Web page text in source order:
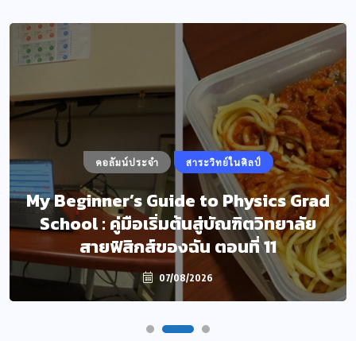
คอลัมน์ประจำ สาระวิทย์ในศิลป์
My Beginner’s Guide to Physics Grad
School : คู่มือเริ่มต้นสู่บัณฑิตวิทยาลัย
สายฟิสิกส์ของฉัน ตอนที่ 11
07/08/2026